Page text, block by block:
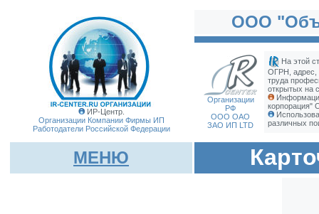
ИР-Центр.
Организации Компании Фирмы ИП
Работодатели Российской Федерации
ООО
Организации
РФ
ООО ОАО
ЗАО ИП LTD
На этой
ОГРН, адрес,
труда
открытых на
корпорация"
различных
МЕНЮ